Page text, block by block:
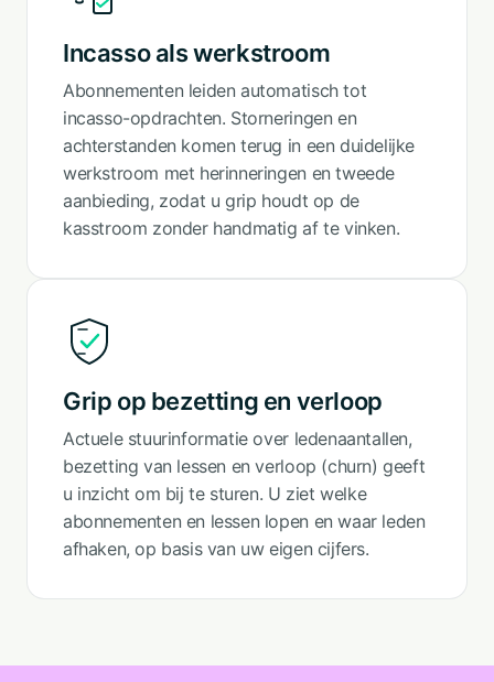
Incasso als werkstroom
Abonnementen leiden automatisch tot
incasso-opdrachten. Storneringen en
achterstanden komen terug in een duidelijke
werkstroom met herinneringen en tweede
aanbieding, zodat u grip houdt op de
kasstroom zonder handmatig af te vinken.
Grip op bezetting en verloop
Actuele stuurinformatie over ledenaantallen,
bezetting van lessen en verloop (churn) geeft
u inzicht om bij te sturen. U ziet welke
abonnementen en lessen lopen en waar leden
afhaken, op basis van uw eigen cijfers.